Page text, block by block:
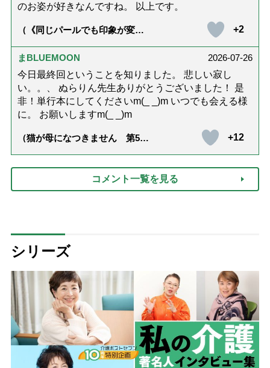
のお姿が好きなんですね。 以上です。
（《同じパールでも印象が変
の夏ネックレス」上品＆涼しげ
に見せる4つの法則）
+2
まBLUEMOON
2026-07-26
今日最終回ということを知りました。 悲しい寂し
い。。、 ぬらりん先生ありがとうございました！ 是
非！単行本にしてくださいm(_ _)m いつでも会える様
に。 お願いしますm(_ _)m
（猫が母になつきません 第500
+12
コメント一覧を見る
シリーズ